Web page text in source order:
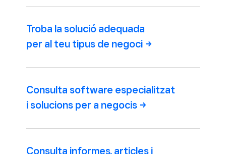
Troba la solució adequada
per al teu tipus de negoci
Consulta software especialitzat
i solucions per a negocis
Consulta informes, articles i